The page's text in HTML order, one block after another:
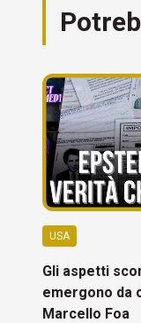
USA
Gli aspetti
emergono da
Marcello Foa